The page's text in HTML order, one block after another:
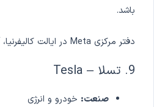
باشد.
دفتر مرکزی Meta در ایالت کالیفرنیا، آمریکا قرار دارد.
9. تسلا – Tesla
صنعت: خودرو و انرژی